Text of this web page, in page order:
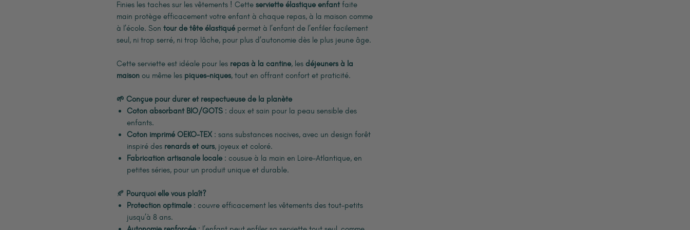
Finies les taches sur les vêtements ! Cette serviette élastique enfantfaite
main protège efficacement votre enfant à chaque repas, à la maison comme
à l’école. Son tour de tête élastiqué permet à l’enfant de l’enfiler facilement
seul, ni trop serré, ni trop lâche, pour plus d’autonomie dès le plus jeune âge.
Cette serviette est idéale pour les repas à la cantine, les déjeuners à la
maison ou même les piques-niques, tout en offrant confort et praticité.
🌱 Conçue pour durer et respectueuse de la planète
Coton absorbant BIO/GOTS : doux et sain pour la peau sensible des
enfants.
Coton imprimé OEKO-TEX: sans substances nocives, avec un design forêt
inspiré des renards et ours, joyeux et coloré.
Fabrication artisanale locale : cousue à la main en Loire-Atlantique, en
petites séries, pour un produit unique et durable.
🍂 Pourquoi elle vous plaît?
Protection optimale : couvre efficacement les vêtements des tout-petits
jusqu’à 8 ans.